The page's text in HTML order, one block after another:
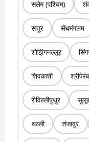
सलेम (पश्चिम)
सत्तूर सेंथमंगलम
शोझिंगनल्लूर
शिवकाशी
रीविल्लीपुथुर सुलूर
थल्ली तंजावुर